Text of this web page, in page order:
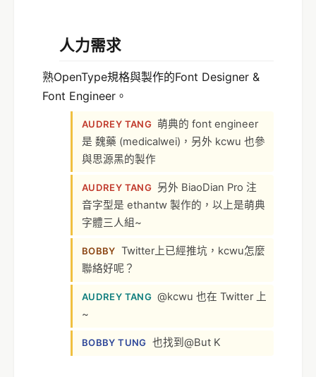
人力需求
熟OpenType規格與製作的Font Designer &
Font Engineer。
AUDREY TANG 萌典的 font engineer
是 魏藥 (medicalwei)，另外 kcwu 也參
與思源黑的製作
AUDREY TANG 另外 BiaoDian Pro 注
音字型是 ethantw 製作的，以上是萌典
字體三人組~
BOBBY Twitter上已經推坑，kcwu怎麼
聯絡好呢？
AUDREY TANG @kcwu 也在 Twitter 上
~
BOBBY TUNG 也找到@But K